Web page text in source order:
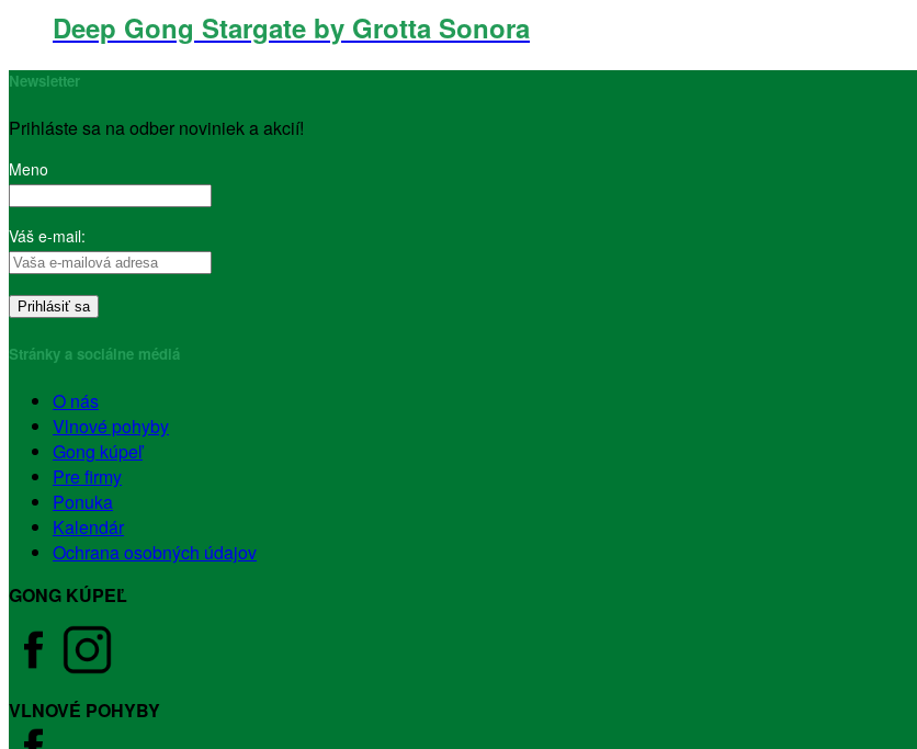
Deep Gong Stargate by Grotta Sonora
Newsletter
Prihláste sa na odber noviniek a akcií!
Meno
Váš e-mail:
Stránky a sociálne médiá
O nás
Vlnové pohyby
Gong kúpeľ
Pre firmy
Ponuka
Kalendár
Ochrana osobných údajov
GONG KÚPEĽ
VLNOVÉ POHYBY